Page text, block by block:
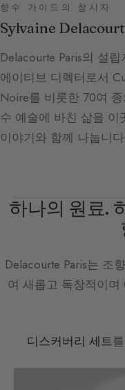
향수 가이드의 창시자
Sylvaine
Delacourte Paris의 설
에이티브 디렉터로서
Noire를 비롯한 70여
수 예술에 바친 삶을 이
이야기와 함께 나눕니
하나의 원료.
Delacourte Paris는 조
여 새롭고 독창적이
디스커버리 세트